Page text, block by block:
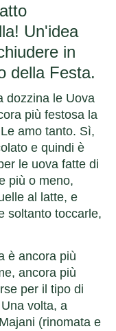
Un'idea
in
della Festa.
dozzina le Uova
più festosa la
amo tanto. Sì,
e quindi è
le uova fatte di
più o meno,
al latte, e
soltanto toccarle,
è ancora più
ancora più
per il tipo di
volta, a
(rinomata e